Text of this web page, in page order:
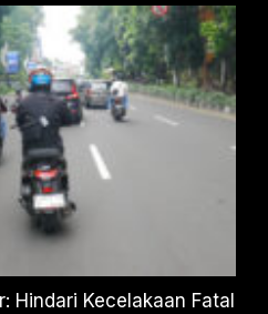
Hindari Kecelakaan Fatal